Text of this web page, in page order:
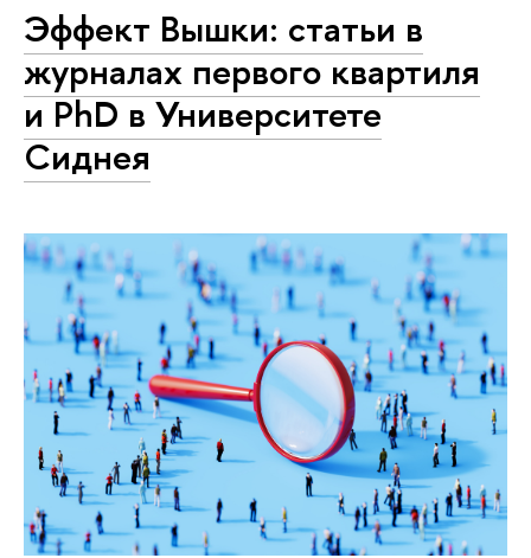
Эффект Вышки: статьи в
журналах первого квартиля
и PhD в Университете
Сиднея